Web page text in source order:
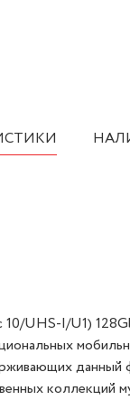
10/UHS-I/U1)
данный
коллекций